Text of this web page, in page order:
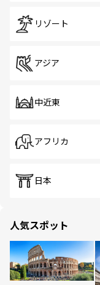
リゾート
アジア
中近東
アフリカ
日本
人気スポット